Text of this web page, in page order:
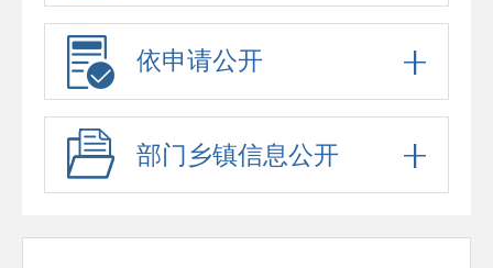
依申请公开
部门乡镇信息公开